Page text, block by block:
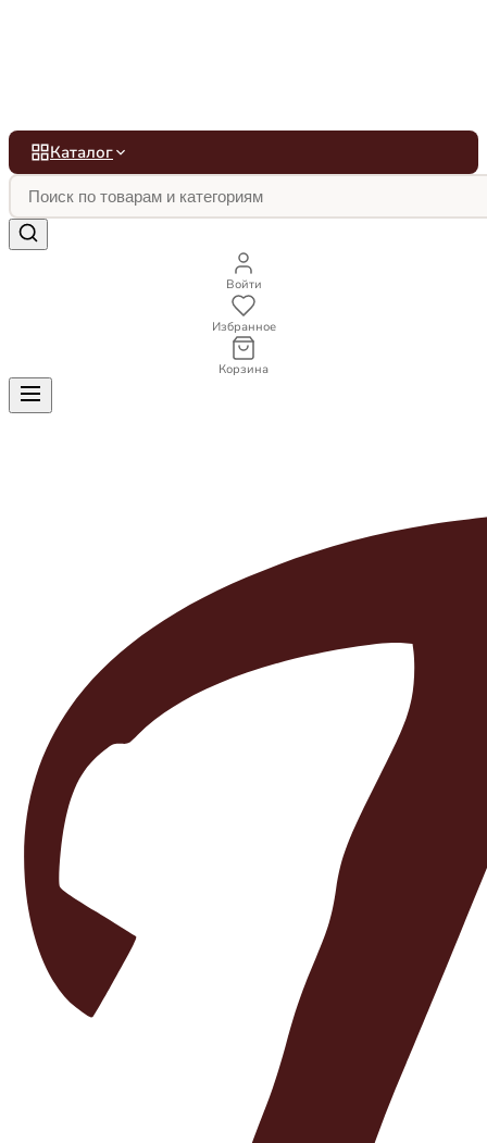
Каталог
Войти
Избранное
Корзина